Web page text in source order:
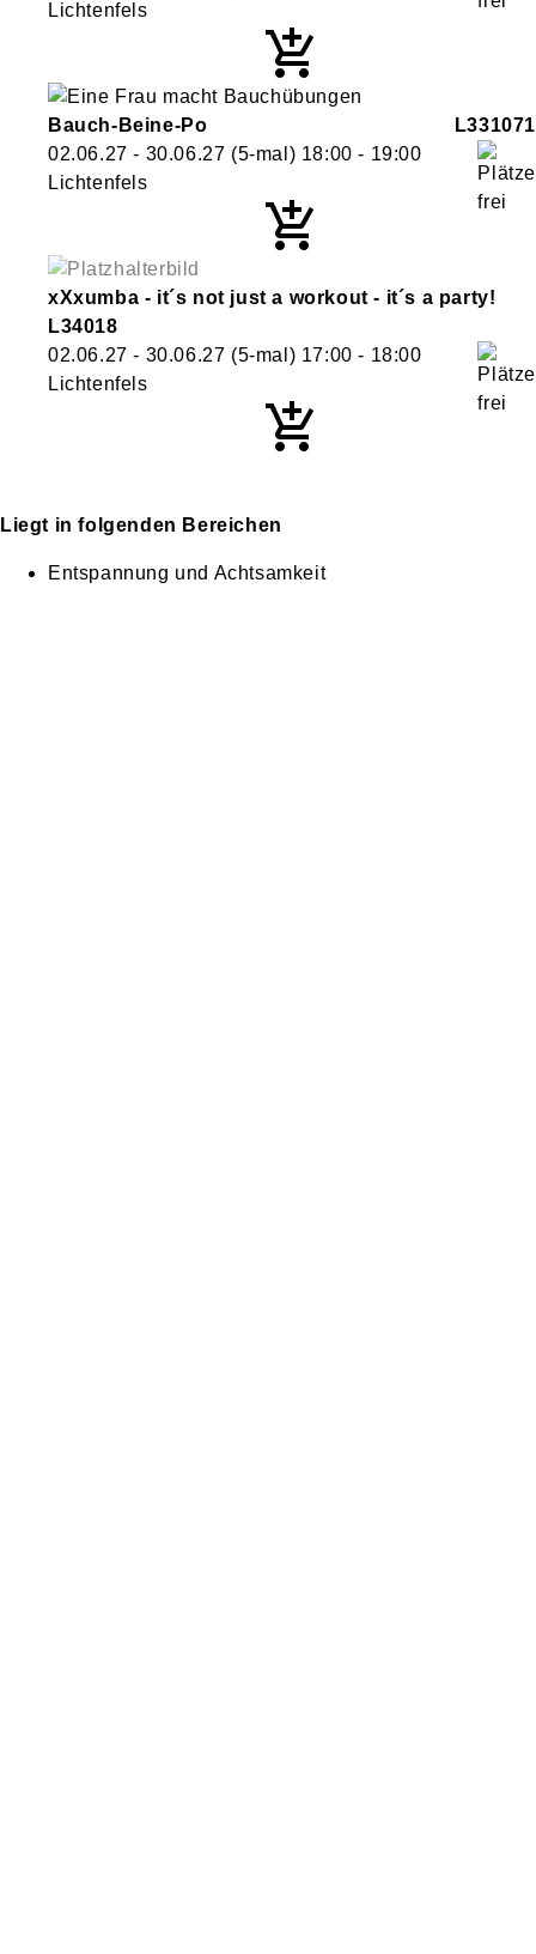
Lichtenfels
Bauch-Beine-Po
L331071
02.06.27 - 30.06.27 (5-mal) 18:00 - 19:00
Lichtenfels
xXxumba - it´s not just a workout - it´s a party!
L34018
02.06.27 - 30.06.27 (5-mal) 17:00 - 18:00
Lichtenfels
Liegt in folgenden Bereichen
Entspannung und Achtsamkeit